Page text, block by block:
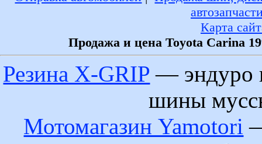
Карта
Продажа и цена Toyota Carina
Резина X-GRIP — эндуро
шины
Мотомагазин Yamotori